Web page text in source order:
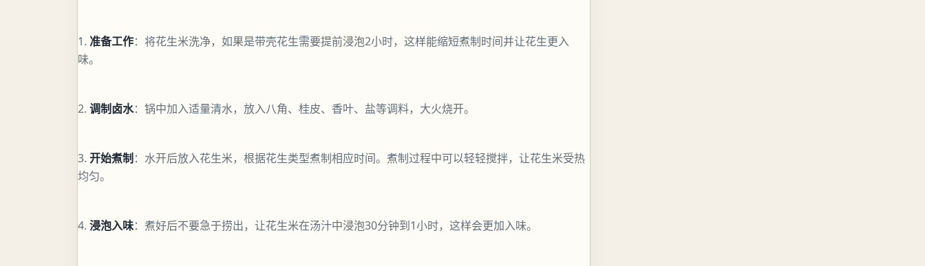
1. 准备工作：将花生米洗净，如果是带壳花生需要提前浸泡2小时，这样能缩短煮制时间并让花生更入
味。
2. 调制卤水：锅中加入适量清水，放入八角、桂皮、香叶、盐等调料，大火烧开。
3. 开始煮制：水开后放入花生米，根据花生类型煮制相应时间。煮制过程中可以轻轻搅拌，让花生米受热
均匀。
4. 浸泡入味：煮好后不要急于捞出，让花生米在汤汁中浸泡30分钟到1小时，这样会更加入味。